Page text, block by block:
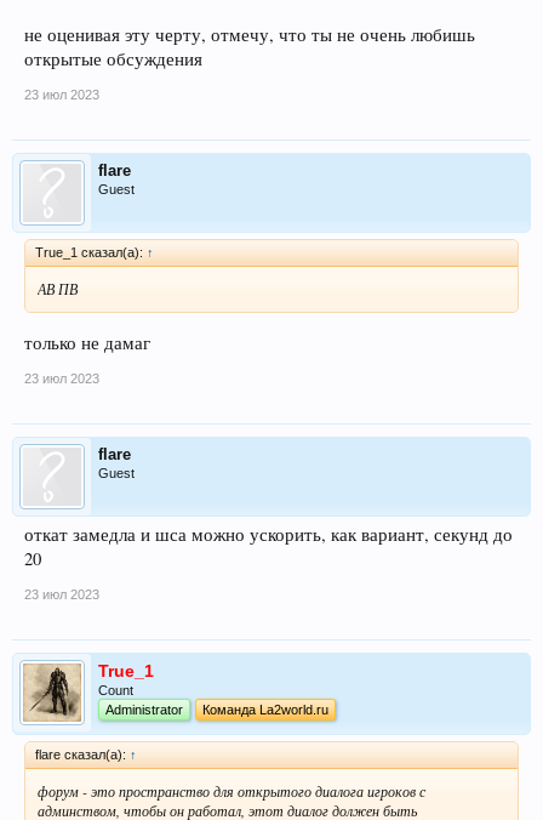
не оценивая эту черту, отмечу, что ты не очень любишь
открытые обсуждения
23 июл 2023
flare
Guest
True_1 сказал(а): ↑
АВ ПВ
только не дамаг
23 июл 2023
flare
Guest
откат замедла и шса можно ускорить, как вариант, секунд до
20
23 июл 2023
True_1
Count
Administrator
Команда La2world.ru
flare сказал(а): ↑
форум - это пространство для открытого диалога игроков с
админством, чтобы он работал, этот диалог должен быть